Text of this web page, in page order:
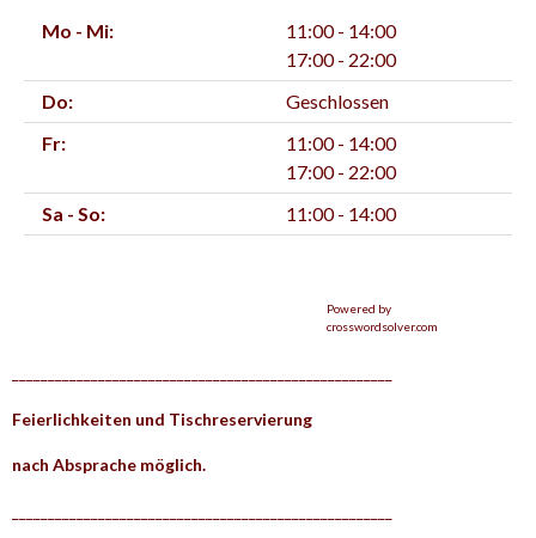
Mo - Mi:
11:00 - 14:00
17:00 - 22:00
Do:
Geschlossen
Fr:
11:00 - 14:00
17:00 - 22:00
Sa - So:
11:00 - 14:00
Powered by
crosswordsolver.com
Feierlichkeiten und Tischreservierung
nach Absprache möglich.